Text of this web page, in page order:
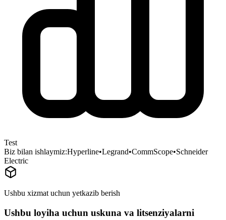
Test
Biz bilan ishlaymiz:Hyperline•Legrand•CommScope•Schneider
Electric
Ushbu xizmat uchun yetkazib berish
Ushbu loyiha uchun uskuna va litsenziyalarni